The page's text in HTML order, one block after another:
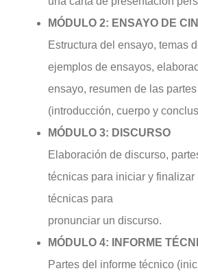
MÓDULO 2: ENSAYO DE
Estructura del ensayo, temas
ejemplos de ensayos,
ensayo, resumen de las
(introducción, cuerpo y
MÓDULO 3: DISCURSO
Elaboración de discurso,
técnicas para iniciar y finalizar
técnicas para
pronunciar un discurso.
MÓDULO 4: INFORME
Partes del informe técnico